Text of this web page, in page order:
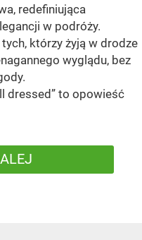
redefiniująca
w podróży.
którzy żyją w drodze
wyglądu, bez
dressed” to opowieść